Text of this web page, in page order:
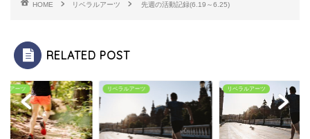
HOME リベラルアーツ 先週の活動記録(6.19～6.25)
RELATED POST
ルアーツ リベラルアーツ リベラルアーツ